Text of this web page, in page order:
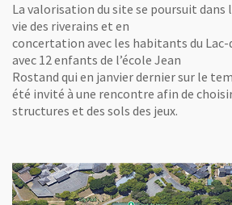
La valorisation du site se poursuit dans
vie des riverains et en
concertation avec les habitants du Lac-
avec 12 enfants de l’école Jean
Rostand qui en janvier dernier sur le
été invité à une rencontre afin de
structures et des sols des jeux.